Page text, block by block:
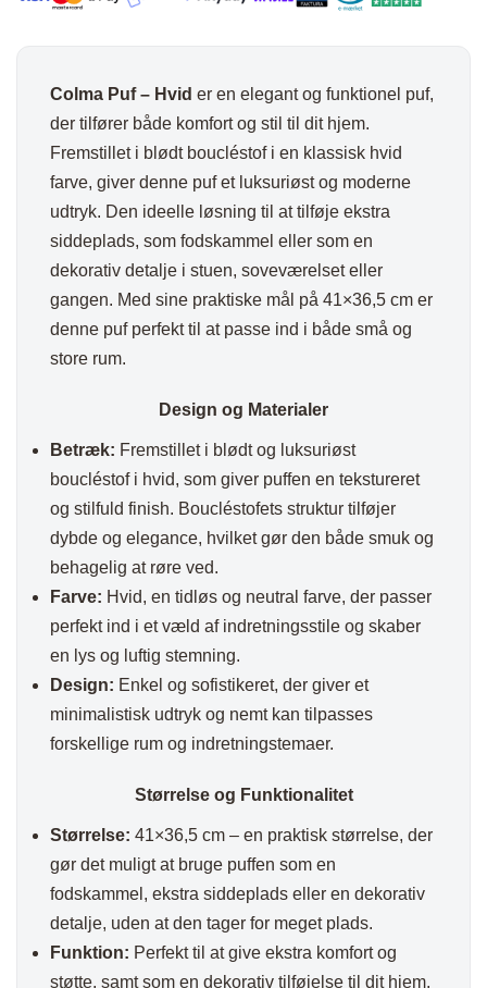
Colma Puf – Hvid er en elegant og funktionel puf,
der tilfører både komfort og stil til dit hjem.
Fremstillet i blødt boucléstof i en klassisk hvid
farve, giver denne puf et luksuriøst og moderne
udtryk. Den ideelle løsning til at tilføje ekstra
siddeplads, som fodskammel eller som en
dekorativ detalje i stuen, soveværelset eller
gangen. Med sine praktiske mål på 41×36,5 cm er
denne puf perfekt til at passe ind i både små og
store rum.
Design og Materialer
Betræk: Fremstillet i blødt og luksuriøst
boucléstof i hvid, som giver puffen en tekstureret
og stilfuld finish. Boucléstofets struktur tilføjer
dybde og elegance, hvilket gør den både smuk og
behagelig at røre ved.
Farve: Hvid, en tidløs og neutral farve, der passer
perfekt ind i et væld af indretningsstile og skaber
en lys og luftig stemning.
Design: Enkel og sofistikeret, der giver et
minimalistisk udtryk og nemt kan tilpasses
forskellige rum og indretningstemaer.
Størrelse og Funktionalitet
Størrelse: 41×36,5 cm – en praktisk størrelse, der
gør det muligt at bruge puffen som en
fodskammel, ekstra siddeplads eller en dekorativ
detalje, uden at den tager for meget plads.
Funktion: Perfekt til at give ekstra komfort og
støtte, samt som en dekorativ tilføjelse til dit hjem.